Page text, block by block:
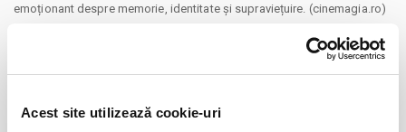
Acest site utilizează cookie-uri
emoționant despre memorie, identitate și supraviețuire. (cinemagia.ro)